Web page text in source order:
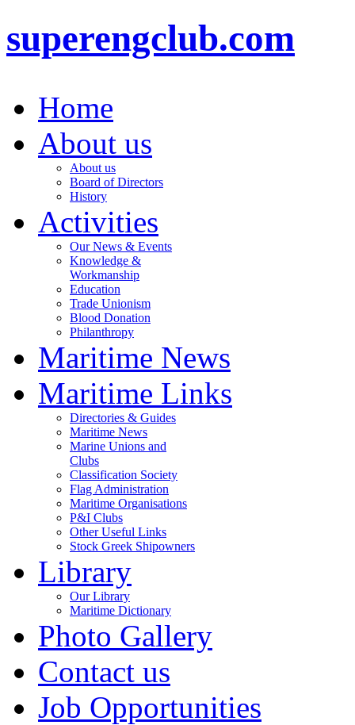
superengclub.com
Home
About us
About us
Board of Directors
History
Activities
Our News & Events
Knowledge &
Workmanship
Education
Trade Unionism
Blood Donation
Philanthropy
Maritime News
Maritime Links
Directories & Guides
Maritime News
Marine Unions and
Clubs
Classification Society
Flag Administration
Maritime Organisations
P&I Clubs
Other Useful Links
Stock Greek Shipowners
Library
Our Library
Maritime Dictionary
Photo Gallery
Contact us
Job Opportunities